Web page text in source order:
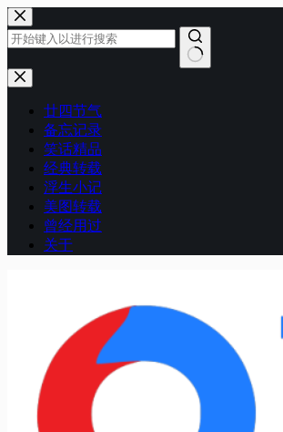
跳
至
内
容
无
廿四节气
备忘记录
笑话精品
经典转载
浮生小记
美图转载
曾经用过
关于